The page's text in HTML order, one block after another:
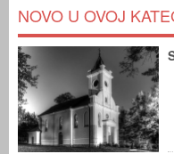
NOVO U OVOJ